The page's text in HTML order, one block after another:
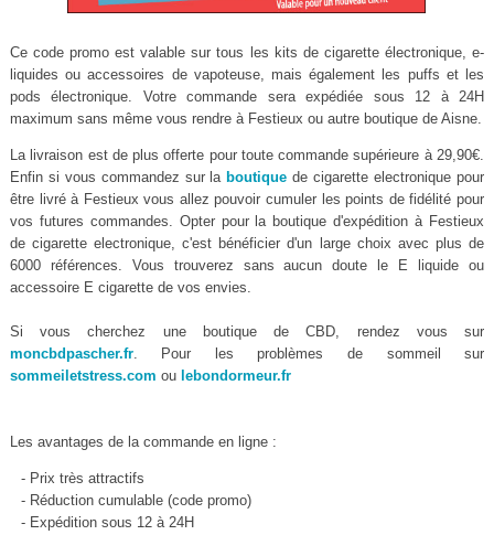
Ce code promo est valable sur tous les kits de cigarette électronique, e-
liquides ou accessoires de vapoteuse, mais également les puffs et les
pods électronique. Votre commande sera expédiée sous 12 à 24H
maximum sans même vous rendre à Festieux ou autre boutique de Aisne.
La livraison est de plus offerte pour toute commande supérieure à 29,90€.
Enfin si vous commandez sur la boutique de cigarette electronique pour
être livré à Festieux vous allez pouvoir cumuler les points de fidélité pour
vos futures commandes. Opter pour la boutique d'expédition à Festieux
de cigarette electronique, c'est bénéficier d'un large choix avec plus de
6000 références. Vous trouverez sans aucun doute le E liquide ou
accessoire E cigarette de vos envies.
Si vous cherchez une boutique de CBD, rendez vous sur
moncbdpascher.fr. Pour les problèmes de sommeil sur
sommeiletstress.com ou lebondormeur.fr
Les avantages de la commande en ligne :
- Prix très attractifs
- Réduction cumulable (code promo)
- Expédition sous 12 à 24H